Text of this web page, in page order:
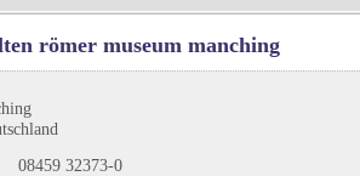
römer museum manching
08459 32373-0